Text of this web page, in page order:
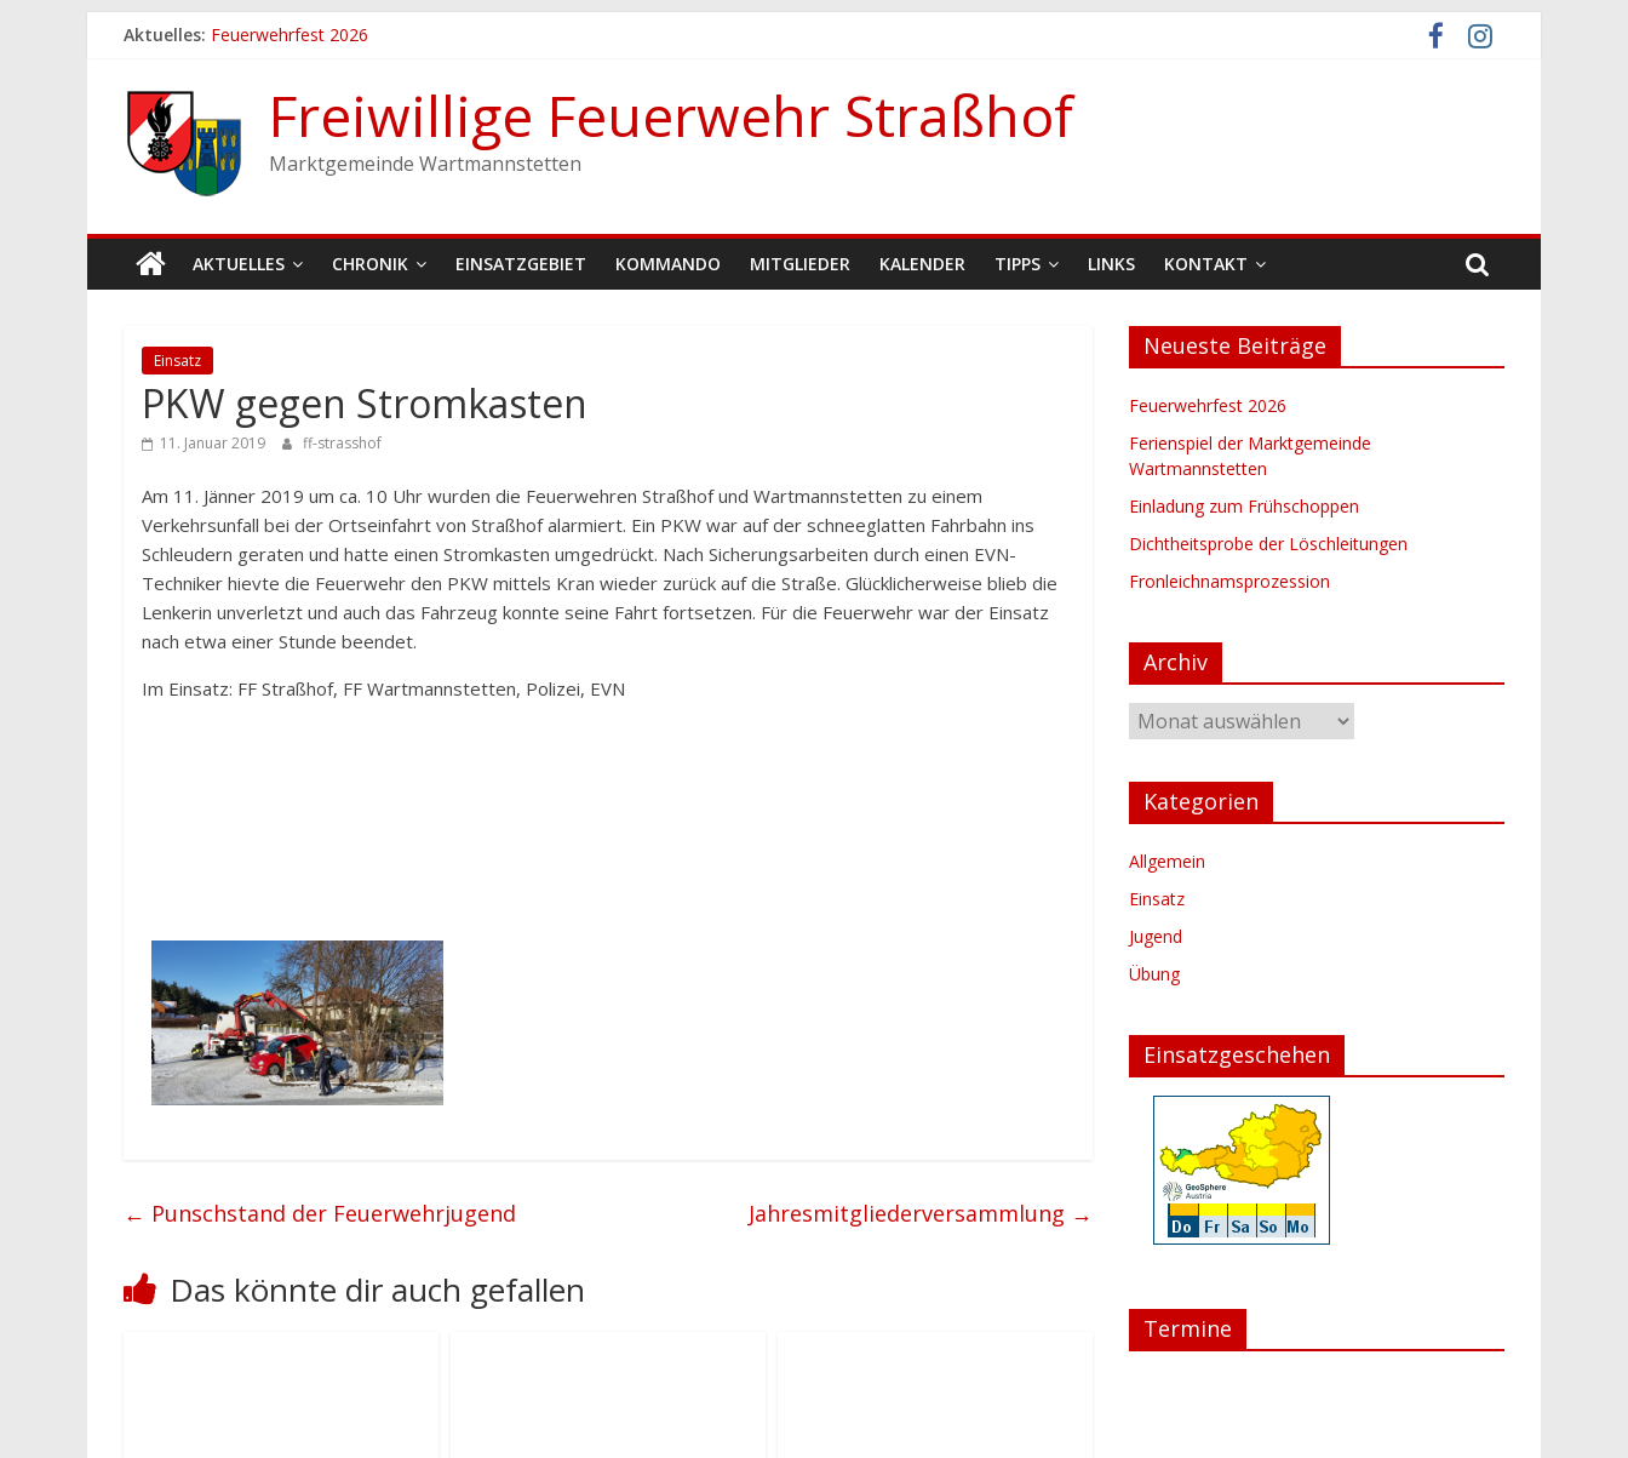
Zum
springen
Aktuelles: Feuerwehrfest 2026
Dichtheitsprobe der Löschleitungen
Fronleichnamsprozession
Freiwillige Feuerwehr Straßhof
Marktgemeinde Wartmannstetten
AKTUELLES CHRONIK EINSATZGEBIET KOMMANDO MITGLIEDER KALENDER TIPPS LINKS KONTAKT
Einsatz
PKW gegen Stromkasten
11. Januar 2019 ff-strasshof
Am 11. Jänner 2019 um ca. 10 Uhr wurden die Feuerwehren Straßhof und Wartmannstetten zu einem
Verkehrsunfall bei der Ortseinfahrt von Straßhof alarmiert. Ein PKW war auf der schneeglatten Fahrbahn ins
Schleudern geraten und hatte einen Stromkasten umgedrückt. Nach Sicherungsarbeiten durch einen EVN-
Techniker hievte die Feuerwehr den PKW mittels Kran wieder zurück auf die Straße. Glücklicherweise blieb die
Lenkerin unverletzt und auch das Fahrzeug konnte seine Fahrt fortsetzen. Für die Feuerwehr war der Einsatz
nach etwa einer Stunde beendet.
Im Einsatz: FF Straßhof, FF Wartmannstetten, Polizei, EVN
← Punschstand der Feuerwehrjugend Jahresmitgliederversammlung →
Das könnte dir auch gefallen
Neueste Beiträge
Feuerwehrfest 2026
Ferienspiel der Marktgemeinde
Wartmannstetten
Einladung zum Frühschoppen
Dichtheitsprobe der Löschleitungen
Fronleichnamsprozession
Archiv
Archiv
Kategorien
Allgemein
Einsatz
Jugend
Übung
Einsatzgeschehen
Termine